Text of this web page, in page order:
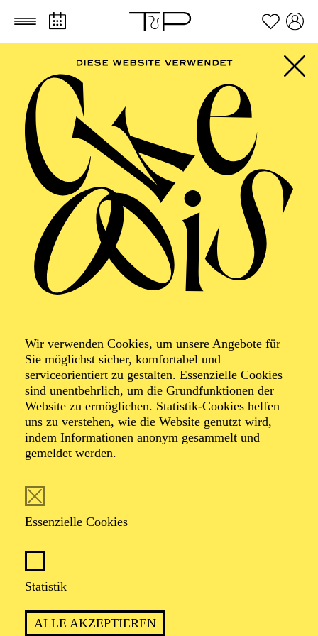
Zum Hauptinhalt springen Zum Footer springen
Wir verwenden Cookies, um unsere Angebote für
Sie möglichst sicher, komfortabel und
serviceorientiert zu gestalten. Essenzielle Cookies
sind unentbehrlich, um die Grundfunktionen der
Website zu ermöglichen. Statistik-Cookies helfen
uns zu verstehen, wie die Website genutzt wird,
indem Informationen anonym gesammelt und
gemeldet werden.
Essenzielle Cookies
Statistik
ALLE AKZEPTIEREN
Foto: Björn Hickmann
parallel zu einem Betriebswirtschaftslehrestudium eine